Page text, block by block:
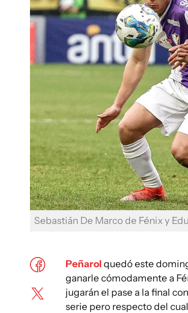
Sebastián De Marco de Fénix y
Peñarol quedó este
ganarle cómodamente a
jugarán el pase a la final
serie pero respecto del